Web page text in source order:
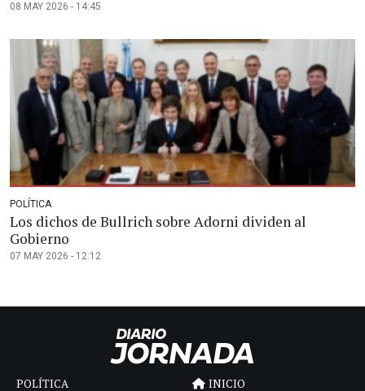
08 MAY 2026 - 14:45
POLÍTICA
Los dichos de Bullrich sobre Adorni dividen al
Gobierno
07 MAY 2026 - 12:12
POLÍTICA INICIO